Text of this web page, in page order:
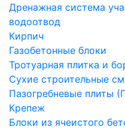
Дренажная система
водоотвод
Кирпич
Газобетонные блоки
Тротуарная плитка и
Сухие строительные
Пазогребневые плиты
Крепеж
Блоки из ячеистого